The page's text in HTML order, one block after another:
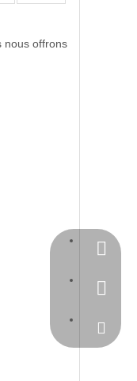
nous offrons